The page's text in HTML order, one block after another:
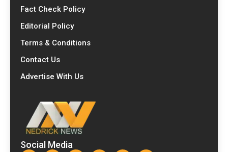
Fact Check Policy
Editorial Policy
Terms & Conditions
Contact Us
Advertise With Us
Social Media